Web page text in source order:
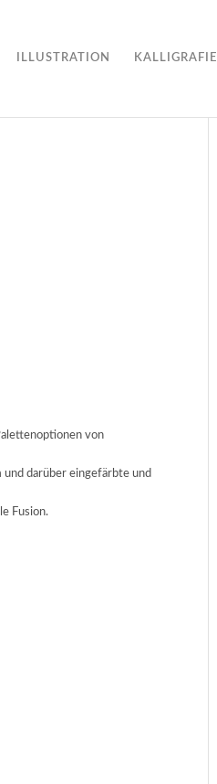
ILLUSTRATION KALLIGRAFIE
von
und darüber eingefärbte und
Fusion.